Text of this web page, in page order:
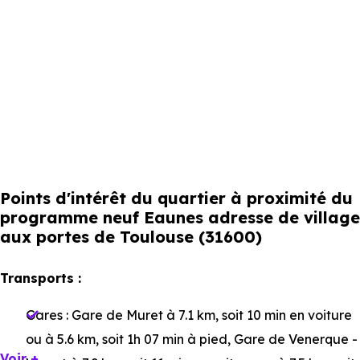
Points d'intérêt du quartier à proximité du
programme neuf Eaunes adresse de village
aux portes de Toulouse (31600)
Transports :
Gares : Gare de Muret à 7.1 km, soit 10 min en voiture
ou à 5.6 km, soit 1h 07 min à pied, Gare de Venerque -